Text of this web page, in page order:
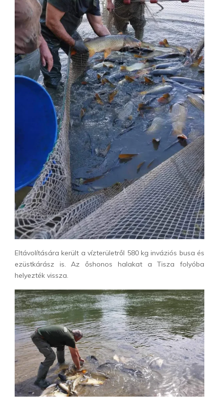
Eltávolítására került a vízterületről 580 kg inváziós busa és
ezüstkárász is. Az őshonos halakat a Tisza folyóba
helyezték vissza.